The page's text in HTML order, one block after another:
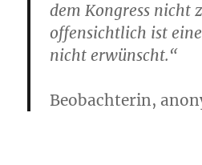
dem Kongress nicht
offensichtlich ist
nicht erwünscht.“
Beobachterin,